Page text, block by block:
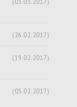
(26.02.2017)
(19.02.2017)
(05.02.2017)